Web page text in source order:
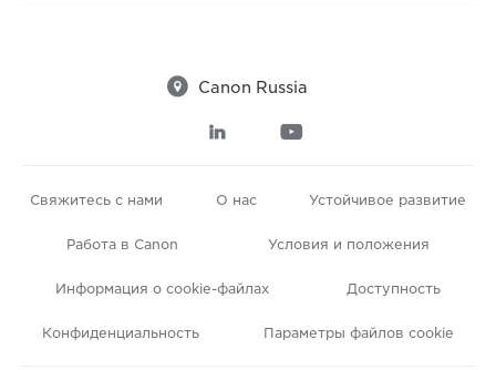
 Canon Russia
 
Свяжитесь с нами О нас Устойчивое развитие
Работа в Canon Условия и положения
Информация о cookie-файлах Доступность
Конфиденциальность Параметры файлов cookie